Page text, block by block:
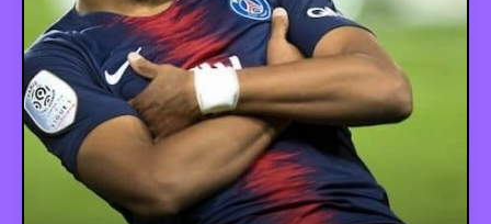
JEUX-VIDÉO
VINTAGE
PEOPLE
FOOD